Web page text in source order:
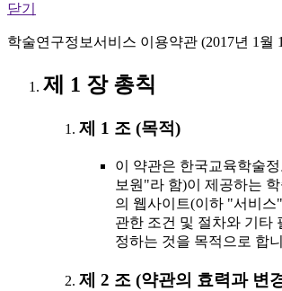
닫기
학술연구정보서비스 이용약관 (2017년 1월
제 1 장 총칙
제 1 조 (목적)
이 약관은 한국교육학술
보원"라 함)이 제공하는
의 웹사이트(이하 "서비스
관한 조건 및 절차와 기타
정하는 것을 목적으로 합
제 2 조 (약관의 효력과 변